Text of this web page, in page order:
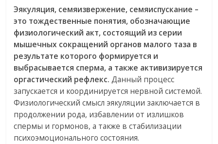
Эякуляция, семяизвержение, семяиспускание –
это тождественные понятия, обозначающие
физиологический акт, состоящий из серии
мышечных сокращений органов малого таза в
результате которого формируется и
выбрасывается сперма, а также активизируется
оргастический рефлекс. Данный процесс
запускается и координируется нервной системой.
Физиологический смысл эякуляции заключается в
продолжении рода, избавлении от излишков
спермы и гормонов, а также в стабилизации
психоэмоционального состояния.